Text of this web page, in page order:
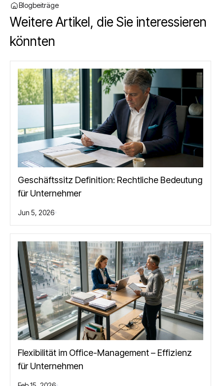
Blogbeiträge
Weitere Artikel, die Sie interessieren
könnten
Geschäftssitz Definition: Rechtliche Bedeutung
für Unternehmer
Jun 5, 2026
Flexibilität im Office-Management – Effizienz
für Unternehmen